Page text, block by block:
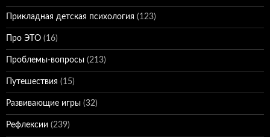
Прикладная детская психология (123)
Про ЭТО (16)
Проблемы-вопросы (213)
Путешествия (15)
Развивающие игры (32)
Рефлексии (239)